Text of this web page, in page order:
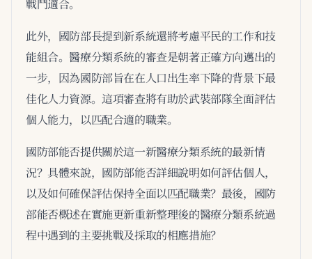
戰鬥適合。
此外，國防部長提到新系統還將考慮平民的工作和技
能組合。醫療分類系統的審查是朝著正確方向邁出的
一步，因為國防部旨在在人口出生率下降的背景下最
佳化人力資源。這項審查將有助於武裝部隊全面評估
個人能力，以匹配合適的職業。
國防部能否提供關於這一新醫療分類系統的最新情
況？具體來說，國防部能否詳細說明如何評估個人，
以及如何確保評估保持全面以匹配職業？最後，國防
部能否概述在實施更新重新整理後的醫療分類系統過
程中遇到的主要挑戰及採取的相應措施？